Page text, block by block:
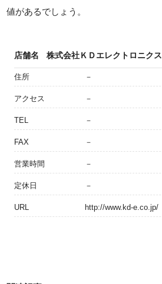
値があるでしょう。
店舗名 株式会社ＫＤエレクトロニクス
住所 －
アクセス －
TEL －
FAX －
営業時間 －
定休日 －
URL http://www.kd-e.co.jp/